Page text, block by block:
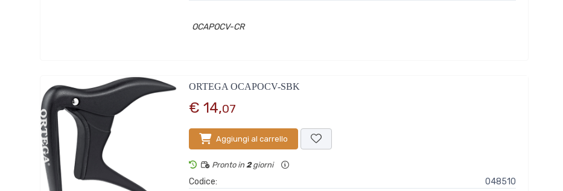
OCAPOCV-CR
ORTEGA OCAPOCV-SBK
€ 14,07
Aggiungi al carrello
Pronto in 2giorni
Codice:
048510